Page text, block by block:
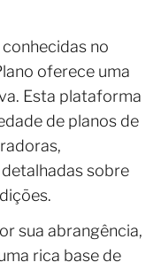
no
oferece uma
Esta plataforma
de planos de
sobre
sua abrangência,
rica base de